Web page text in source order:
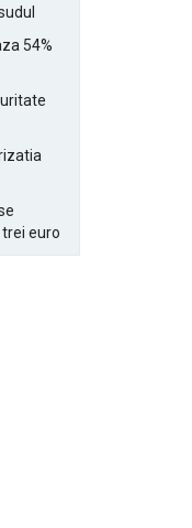
54%
euro